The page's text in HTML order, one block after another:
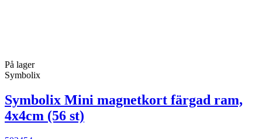
På lager
Symbolix
Symbolix Mini magnetkort färgad ram,
4x4cm (56 st)